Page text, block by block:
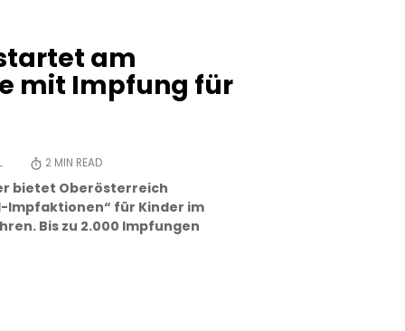
am
mit Impfung für
2 MIN READ
bietet Oberösterreich
Impfaktionen“ für Kinder im
Bis zu 2.000 Impfungen